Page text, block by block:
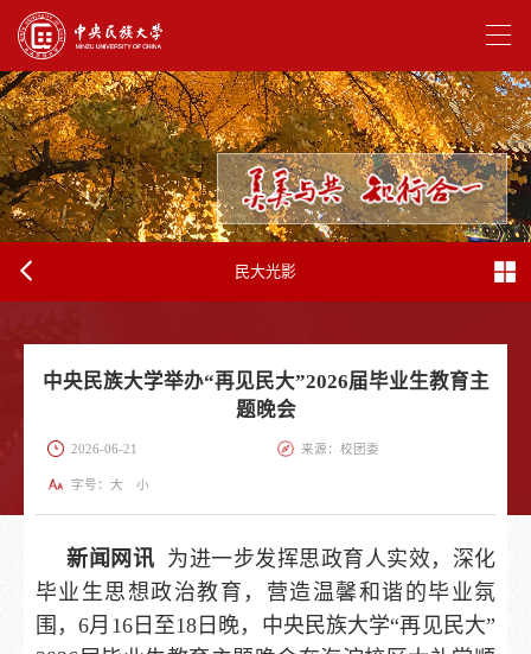
民大光影
中央民族大学举办“再见民大”2026届毕业生教育主
题晚会
2026-06-21 来源：校团委
字号： 大 小
新闻网讯 为进一步发挥思政育人实效，深化
毕业生思想政治教育，营造温馨和谐的毕业氛
围，6月16日至18日晚，中央民族大学“再见民大”